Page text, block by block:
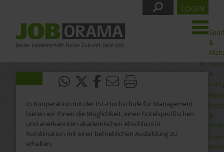
&
&
&
LOGIN
In Kooperation mit der IST-Hochschule für Management
bieten wir Ihnen die Möglichkeit, einen hotelspezifischen
und anerkannten akademischen Abschluss in
Kombination mit einer betrieblichen Ausbildung zu
erhalten.